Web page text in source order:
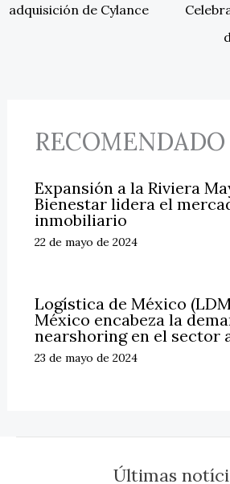
adquisición de Cylance
RECOMENDADO
Expansión a la Riviera
Bienestar lidera el
inmobiliario
22 de mayo de 2024
Logística de México
México encabeza la
nearshoring en el sector
23 de mayo de 2024
Últimas